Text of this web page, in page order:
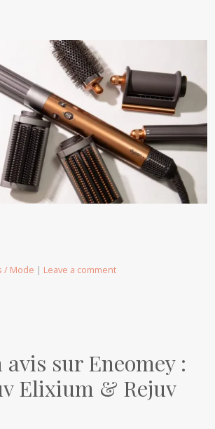
/ Mode | Leave a comment
avis sur Eneomey :
Elixium & Rejuv